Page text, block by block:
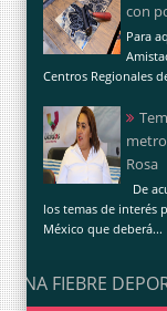
con
Para
Centros Regionales
Rosa
De
los temas de interés
México que deberá...
UNA FIEBRE